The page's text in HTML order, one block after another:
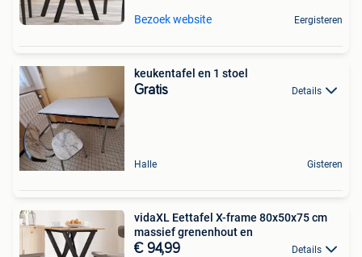
Bezoek website Eergisteren
keukentafel en 1 stoel
Gratis Details
Halle Gisteren
vidaXL Eettafel X-frame 80x50x75 cm
massief grenenhout en
€ 94,99 Details